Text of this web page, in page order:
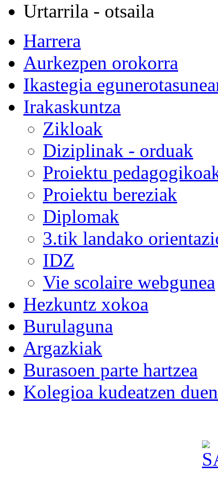
Urtarrila - otsaila
Harrera
Aurkezpen orokorra
Ikastegia
Irakaskuntza
Zikloak
Diziplinak - orduak
Proiektu
Proiektu bereziak
Diplomak
3.tik landako
IDZ
Vie scolaire webgunea
Hezkuntz xokoa
Burulaguna
Argazkiak
Burasoen parte hartzea
Kolegioa kudeatzen